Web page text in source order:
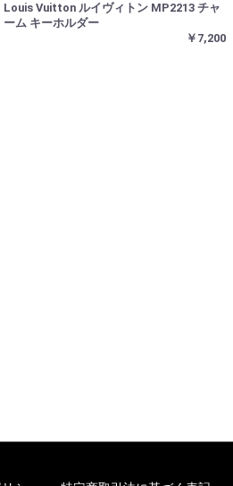
Louis Vuitton ルイヴィトン MP2213 チャ
ーム キーホルダー
￥7,200